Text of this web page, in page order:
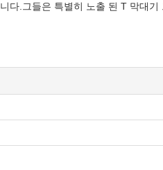
.그들은 특별히 노출 된 T 막대